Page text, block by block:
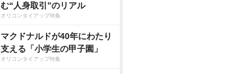
む“人身取引”のリアル
オリコンタイアップ特集
マクドナルドが40年にわたり
支える「小学生の甲子園」
オリコンタイアップ特集